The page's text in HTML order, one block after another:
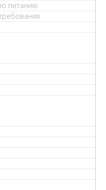
питанию